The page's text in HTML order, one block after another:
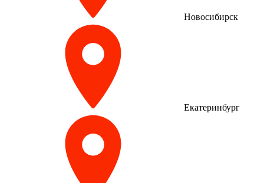
Новосибирск
Екатеринбург